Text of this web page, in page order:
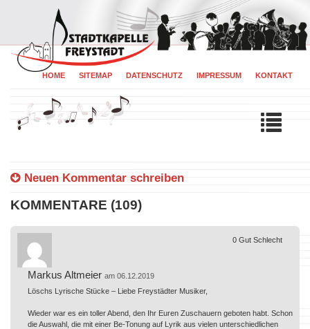
HOME SITEMAP DATENSCHUTZ IMPRESSUM KONTAKT
Neuen Kommentar schreiben
KOMMENTARE (109)
Markus Altmeier am 06.12.2019
Löschs Lyrische Stücke – Liebe Freystädter Musiker,
Wieder war es ein toller Abend, den Ihr Euren Zuschauern geboten habt. Schon
die Auswahl, die mit einer Be-Tonung auf Lyrik aus vielen unterschiedlichen
0 Gut Schlecht